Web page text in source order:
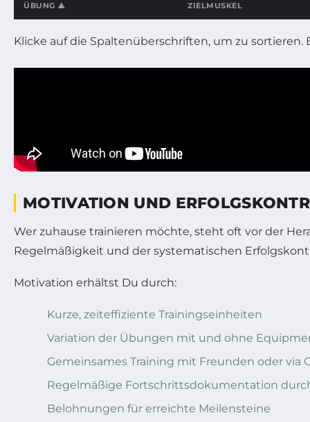
ÜBUNG ▲ ZIELMUSKEL
Klicke auf die Spaltenüberschriften, um zu
MOTIVATION UND
Wer zuhause trainieren möchte, steht oft vor der
Regelmäßigkeit und der systematischen
Motivation erhältst Du durch:
Kurze, zeiteffiziente Trainingseinheiten
Variation der Übungen mit und ohne
Gemeinsames Training mit Freunden oder via
Regelmäßige Fortschrittsdokumentation
Belohnungen für erreichte Meilensteine